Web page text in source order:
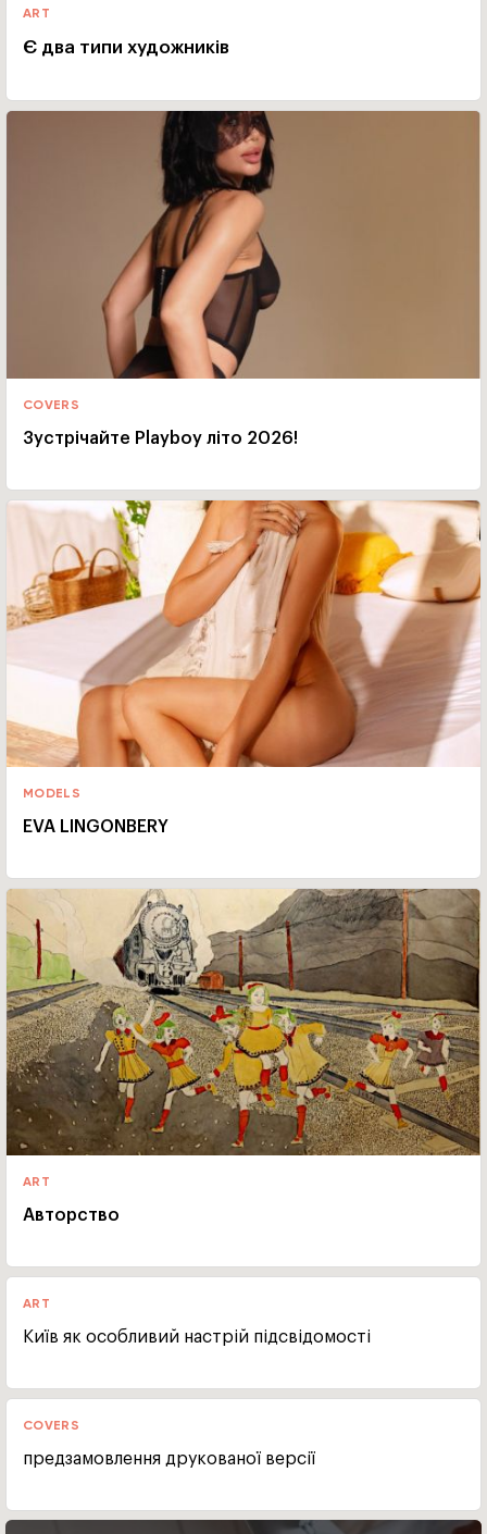
ART
Є два типи художників
COVERS
Зустрічайте Playboy літо 2026!
MODELS
EVA LINGONBERY
ART
Авторство
ART
Київ як особливий настрій підсвідомості
COVERS
предзамовлення друкованої версії